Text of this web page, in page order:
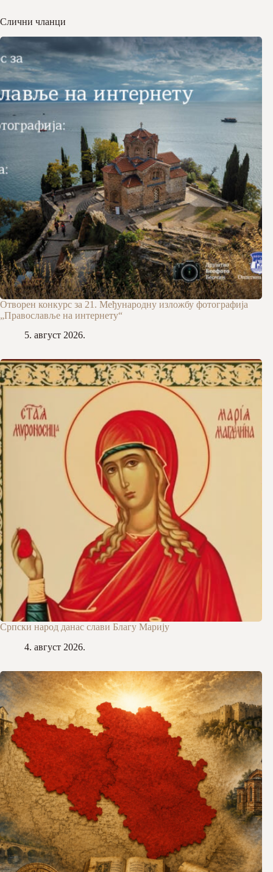
Слични чланци
Отворен конкурс за 21. Међународну изложбу фотографија
„Православље на интернету“
5. август 2026.
Српски народ данас слави Благу Марију
4. август 2026.